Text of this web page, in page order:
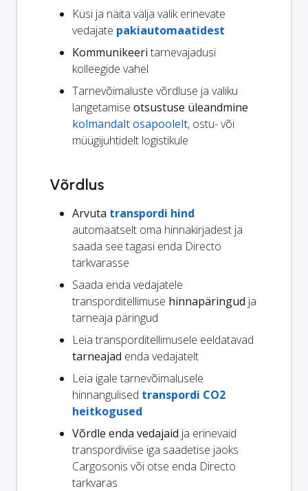
Küsi ja näita välja valik erinevate
vedajate pakiautomaatidest
Kommunikeeri tarnevajadusi
kolleegide vahel
Tarnevõimaluste võrdluse ja valiku
langetamise otsustuse üleandmine
kolmandalt osapoolelt, ostu- või
müügijuhtidelt logistikule
Võrdlus
Arvuta transpordi hind
automaatselt oma hinnakirjadest ja
saada see tagasi enda Directo
tarkvarasse
Saada enda vedajatele
transporditellimuse hinnapäringud ja
tarneaja päringud
Leia transporditellimusele eeldatavad
tarneajad enda vedajatelt
Leia igale tarnevõimalusele
hinnangulised transpordi CO2
heitkogused
Võrdle enda vedajaid ja erinevaid
transpordiviise iga saadetise jaoks
Cargosonis või otse enda Directo
tarkvaras